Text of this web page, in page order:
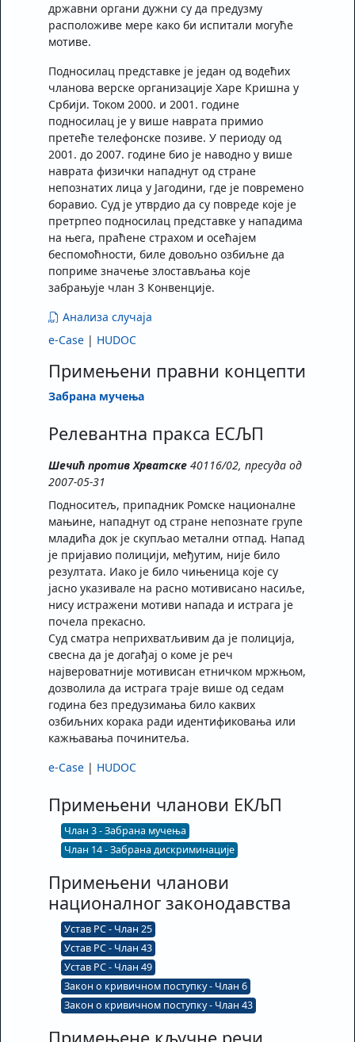
државни органи дужни су да предузму
расположиве мере како би испитали могуће
мотиве.
Подносилац представке је један од водећих
чланова верске организације Харе Кришна у
Србији. Током 2000. и 2001. године
подносилац је у више наврата примио
претеће телефонске позиве. У периоду од
2001. до 2007. године био је наводно у више
наврата физички нападнут од стране
непознатих лица у Јагодини, где је повремено
боравиo. Суд је утврдио да су повреде које је
претрпео подносилац представке у нападима
на њега, праћене страхом и осећајем
беспомоћности, биле довољно озбиљне да
поприме значење злостављања које
забрањује члан 3 Конвенције.
Анализа случаја
e-Case | HUDOC
Примењени правни концепти
Забрана мучења
Релевантна пракса ЕСЉП
Шечић против Хрватске 40116/02, пресуда од
2007-05-31
Подноситељ, припадник Ромске националне
мањине, нападнут од стране непознате групе
младића док је скупљао метални отпад. Напад
је пријавио полицији, међутим, није било
резултата. Иако је било чињеница које су
јасно указивале на расно мотивисано насиље,
нису истражени мотиви напада и истрага је
почела прекасно.
Суд сматра неприхватљивим да је полиција,
свесна да је догађај о коме је реч
највероватније мотивисан етничком мржњом,
дозволила да истрага траје више од седам
година без предузимања било каквих
озбиљних корака ради идентификовања или
кажњавања починитеља.
e-Case | HUDOC
Примењени чланови ЕКЉП
Члан 3 - Забрана мучења
Члан 14 - Забрана дискриминације
Примењени чланови
националног законодавства
Устав РС - Члан 25
Устав РС - Члан 43
Устав РС - Члан 49
Закон о кривичном поступку - Члан 6
Закон о кривичном поступку - Члан 43